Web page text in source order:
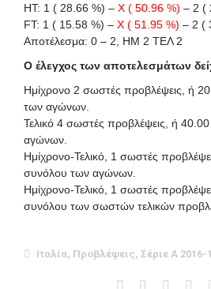
HT: 1 ( 28.66 %) – X ( 50.96 %) – 2 (
FT: 1 ( 15.58 %) – X ( 51.95 %) – 2 (
Αποτέλεσμα: 0 – 2, ΗΜ 2 ΤΕΛ 2
Ο έλεγχος των αποτελεσμάτων
Ημίχρονο 2 σωστές προβλέψεις, ή
των αγώνων.
Τελικό 4 σωστές προβλέψεις, ή
αγώνων.
Ημίχρονο-Τελικό, 1 σωστές
συνόλου των αγώνων.
Ημίχρονο-Τελικό, 1 σωστές
συνόλου των σωστών τελικών
Ιταλία, Προβλέψεις, Σέριε Α 2016-